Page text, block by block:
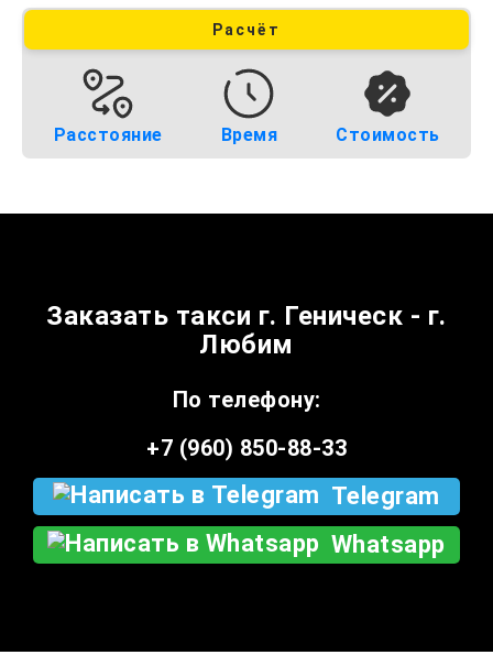
Расчёт
Расстояние Время Стоимость
Заказать такси г. Геническ - г.
Любим
По телефону:
+7 (960) 850-88-33
Telegram
Whatsapp